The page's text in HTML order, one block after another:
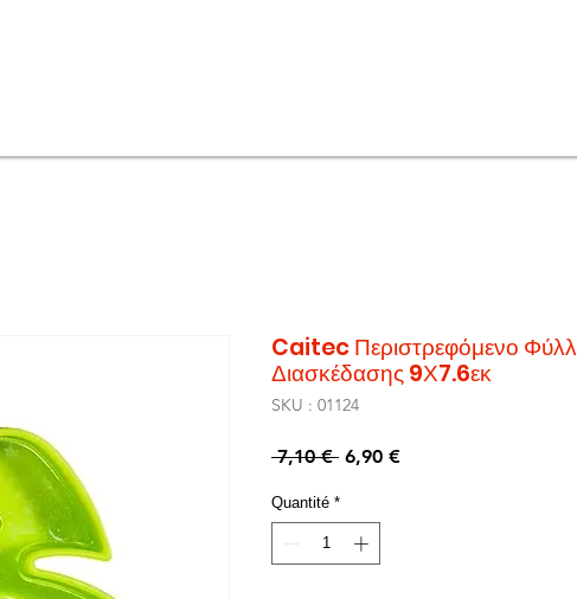
Caitec Περιστρεφόμενο
Διασκέδασης 9Χ7.6εκ
SKU : 01124
7,10 € Prix
6,90 €Prix
Quantité *